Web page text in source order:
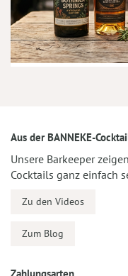
Aus der BANNEKE-
Unsere Barkeeper
Cocktails ganz einfach
Zu den Videos
Zum Blog